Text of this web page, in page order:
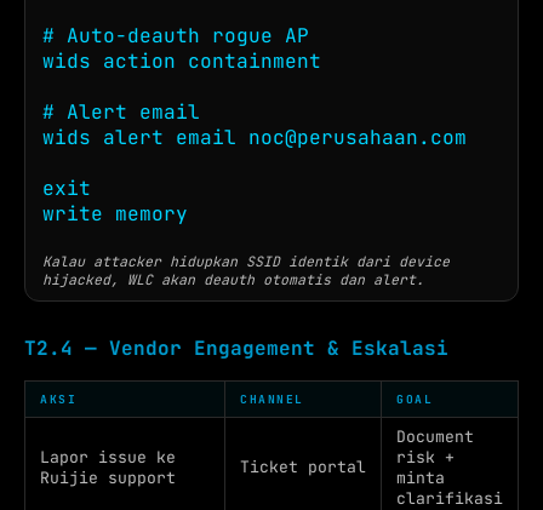
# Auto-deauth rogue AP
wids action containment
# Alert email
wids alert email noc@perusahaan.com
exit
write memory
Kalau attacker hidupkan SSID identik dari device
hijacked, WLC akan deauth otomatis dan alert.
T2.4 — Vendor Engagement & Eskalasi
AKSI CHANNEL GOAL
Lapor issue ke
Ruijie support
Ticket portal
Document
risk +
minta
clarifikasi